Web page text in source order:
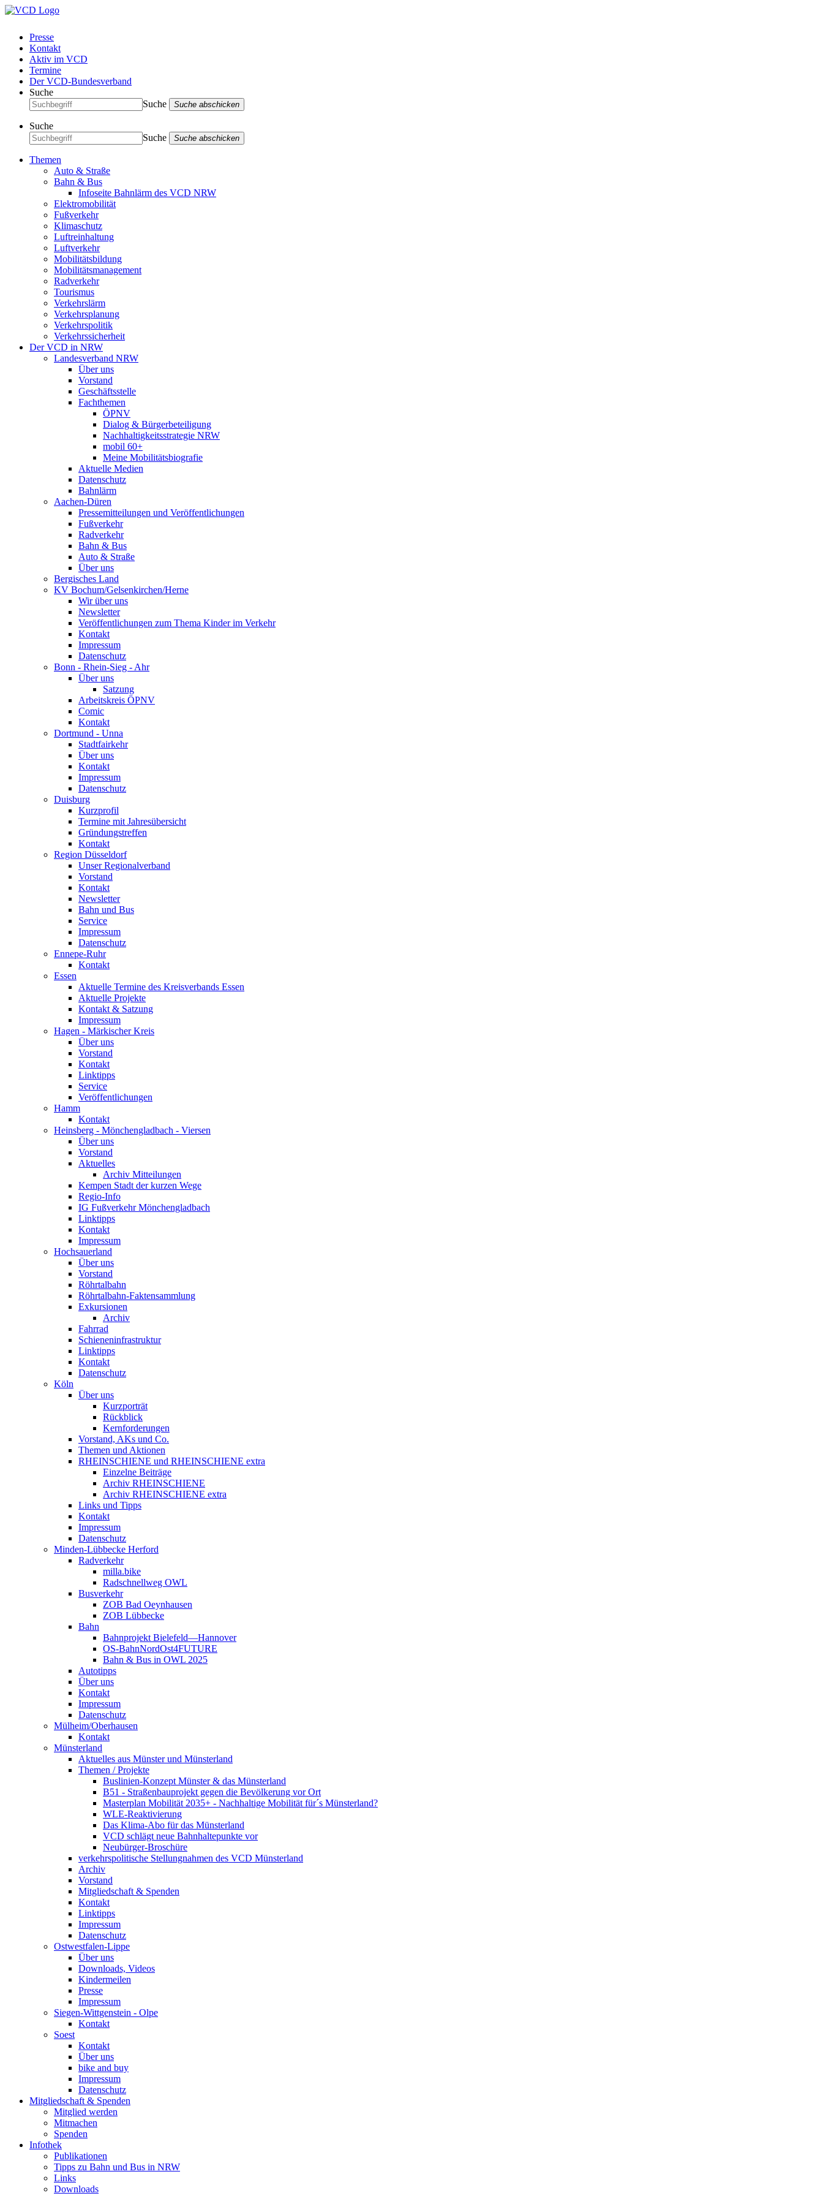
Presse
Kontakt
Aktiv im VCD
Termine
Der VCD-Bundesverband
Suche
Suche
Suche abschicken
Suche
Suche
Suche abschicken
Themen
Auto & Straße
Bahn & Bus
Infoseite Bahnlärm des VCD NRW
Elektromobilität
Fußverkehr
Klimaschutz
Luftreinhaltung
Luftverkehr
Mobilitätsbildung
Mobilitätsmanagement
Radverkehr
Tourismus
Verkehrslärm
Verkehrsplanung
Verkehrspolitik
Verkehrssicherheit
Der VCD in NRW
Landesverband NRW
Über uns
Vorstand
Geschäftsstelle
Fachthemen
ÖPNV
Dialog & Bürgerbeteiligung
Nachhaltigkeitsstrategie NRW
mobil 60+
Meine Mobilitätsbiografie
Aktuelle Medien
Datenschutz
Bahnlärm
Aachen-Düren
Pressemitteilungen und Veröffentlichungen
Fußverkehr
Radverkehr
Bahn & Bus
Auto & Straße
Über uns
Bergisches Land
KV Bochum/Gelsenkirchen/Herne
Wir über uns
Newsletter
Veröffentlichungen zum Thema Kinder im Verkehr
Kontakt
Impressum
Datenschutz
Bonn - Rhein-Sieg - Ahr
Über uns
Satzung
Arbeitskreis ÖPNV
Comic
Kontakt
Dortmund - Unna
Stadtfairkehr
Über uns
Kontakt
Impressum
Datenschutz
Duisburg
Kurzprofil
Termine mit Jahresübersicht
Gründungstreffen
Kontakt
Region Düsseldorf
Unser Regionalverband
Vorstand
Kontakt
Newsletter
Bahn und Bus
Service
Impressum
Datenschutz
Ennepe-Ruhr
Kontakt
Essen
Aktuelle Termine des Kreisverbands Essen
Aktuelle Projekte
Kontakt & Satzung
Impressum
Hagen - Märkischer Kreis
Über uns
Vorstand
Kontakt
Linktipps
Service
Veröffentlichungen
Hamm
Kontakt
Heinsberg - Mönchengladbach - Viersen
Über uns
Vorstand
Aktuelles
Archiv Mitteilungen
Kempen Stadt der kurzen Wege
Regio-Info
IG Fußverkehr Mönchengladbach
Linktipps
Kontakt
Impressum
Hochsauerland
Über uns
Vorstand
Röhrtalbahn
Röhrtalbahn-Faktensammlung
Exkursionen
Archiv
Fahrrad
Schieneninfrastruktur
Linktipps
Kontakt
Datenschutz
Köln
Über uns
Kurzporträt
Rückblick
Kernforderungen
Vorstand, AKs und Co.
Themen und Aktionen
RHEINSCHIENE und RHEINSCHIENE extra
Einzelne Beiträge
Archiv RHEINSCHIENE
Archiv RHEINSCHIENE extra
Links und Tipps
Kontakt
Impressum
Datenschutz
Minden-Lübbecke Herford
Radverkehr
milla.bike
Radschnellweg OWL
Busverkehr
ZOB Bad Oeynhausen
ZOB Lübbecke
Bahn
Bahnprojekt Bielefeld—Hannover
OS-BahnNordOst4FUTURE
Bahn & Bus in OWL 2025
Autotipps
Über uns
Kontakt
Impressum
Datenschutz
Mülheim/Oberhausen
Kontakt
Münsterland
Aktuelles aus Münster und Münsterland
Themen / Projekte
Buslinien-Konzept Münster & das Münsterland
B51 - Straßenbauprojekt gegen die Bevölkerung vor Ort
Masterplan Mobilität 2035+ - Nachhaltige Mobilität für´s Münsterland?
WLE-Reaktivierung
Das Klima-Abo für das Münsterland
VCD schlägt neue Bahnhaltepunkte vor
Neubürger-Broschüre
verkehrspolitische Stellungnahmen des VCD Münsterland
Archiv
Vorstand
Mitgliedschaft & Spenden
Kontakt
Linktipps
Impressum
Datenschutz
Ostwestfalen-Lippe
Über uns
Downloads, Videos
Kindermeilen
Presse
Impressum
Siegen-Wittgenstein - Olpe
Kontakt
Soest
Kontakt
Über uns
bike and buy
Impressum
Datenschutz
Mitgliedschaft & Spenden
Mitglied werden
Mitmachen
Spenden
Infothek
Publikationen
Tipps zu Bahn und Bus in NRW
Links
Downloads